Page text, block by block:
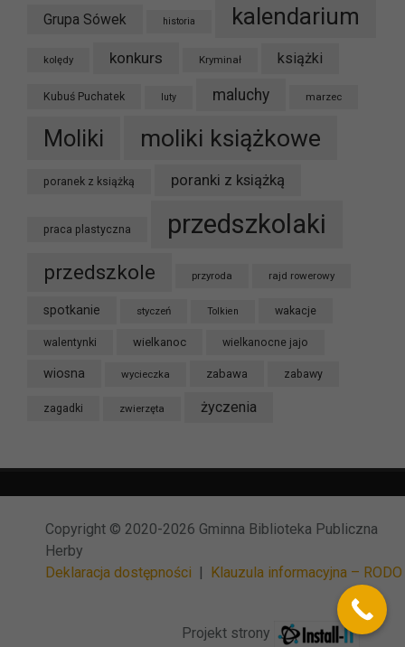
Grupa Sówek historia kalendarium
kolędy konkurs Kryminał książki
Kubuś Puchatek luty maluchy marzec
Moliki moliki książkowe
poranek z książką poranki z książką
praca plastyczna przedszkolaki
przedszkole przyroda rajd rowerowy
spotkanie styczeń Tolkien wakacje
walentynki wielkanoc wielkanocne jajo
wiosna wycieczka zabawa zabawy
zagadki zwierzęta życzenia
Copyright © 2020-2026 Gminna Biblioteka Publiczna
Herby
Deklaracja dostępności | Klauzula informacyjna – RODO
Projekt strony